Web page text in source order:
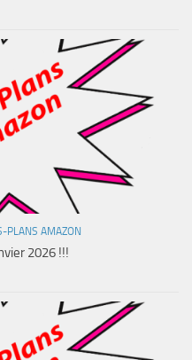
PLANS AMAZON
2026 !!!